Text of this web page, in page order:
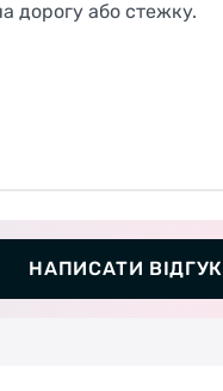
дорогу або стежку.
НАПИСАТИ ВІДГУК